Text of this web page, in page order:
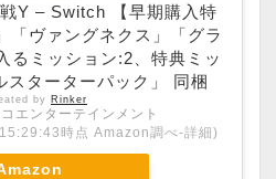
Y – Switch 【早期購入特
「ヴァングネクス」「グラ
るミッション:2、特典ミッ
スターターパック」 同梱
by Rinker
エンターテインメント
時点 Amazon調べ-詳細)